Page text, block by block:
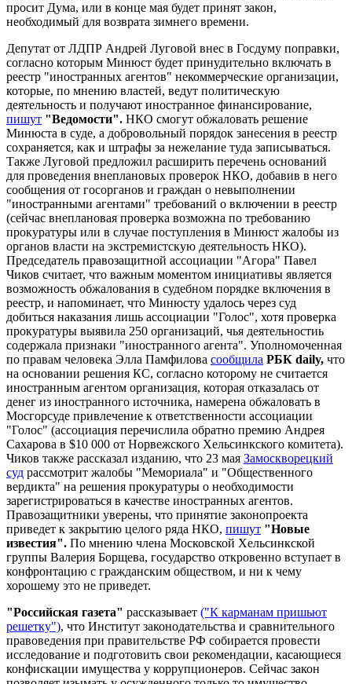
просит Дума, или в конце мая будет принят закон,
необходимый для возврата зимнего времени.
Депутат от ЛДПР Андрей Луговой внес в Госдуму поправки,
согласно которым Минюст будет принудительно включать в
реестр "иностранных агентов" некоммерческие организации,
которые, по мнению властей, ведут политическую
деятельность и получают иностранное финансирование,
пишут "Ведомости". НКО смогут обжаловать решение
Минюста в суде, а добровольный порядок занесения в реестр
сохраняется, как и штрафы за нежелание туда записываться.
Также Луговой предложил расширить перечень оснований
для проведения внеплановых проверок НКО, добавив в него
сообщения от госорганов и граждан о невыполнении
"иностранными агентами" требований о включении в реестр
(сейчас внеплановая проверка возможна по требованию
прокуратуры или в случае поступления в Минюст жалобы из
органов власти на экстремистскую деятельность НКО).
Председатель правозащитной ассоциации "Агора" Павел
Чиков считает, что важным моментом инициативы является
возможность обжалования в судебном порядке включения в
реестр, и напоминает, что Минюсту удалось через суд
добиться наказания лишь ассоциации "Голос", хотя проверка
прокуратуры выявила 250 организаций, чья деятельностиь
содержала признаки "иностранного агента". Уполномоченная
по правам человека Элла Памфилова сообщила РБК daily, что
на основании решения КС, согласно которому не считается
иностранным агентом организация, которая отказалась от
денег из иностранного источника, намерена обжаловать в
Мосгорсуде привлечение к ответственности ассоциации
"Голос" (ассоциация перечислила обратно премию Андрея
Сахарова в $10 000 от Норвежского Хельсинкского комитета).
Чиков также рассказал изданию, что 23 мая Замоскворецкий
суд рассмотрит жалобы "Мемориала" и "Общественного
вердикта" на решения прокуратуры о необходимости
зарегистрироваться в качестве иностранных агентов.
Правозащитники уверены, что принятие законопроекта
приведет к закрытию целого ряда НКО, пишут "Новые
известия". По мнению члена Московской Хельсинкской
группы Валерия Борщева, государство откровенно вступает в
конфронтацию с гражданским обществом, и ни к чему
хорошему это не приведет.
"Российская газета" рассказывает ("К карманам пришьют
решетку"), что Институт законодательства и сравнительного
правоведения при правительстве РФ собирается провести
исследование и подготовить свои рекомендации, касающиеся
конфискации имущества у коррупционеров. Сейчас закон